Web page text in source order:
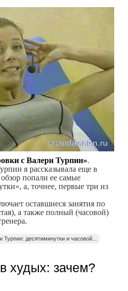
с Валери Турпин».
я рассказывала еще в
попали ее самые
а, точнее, первые три из
оставшиеся занятия по
а также полный (часовой)
десятиминутки и часовой...
худых: зачем?